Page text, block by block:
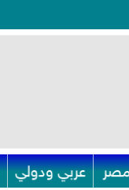
عربي ودولي